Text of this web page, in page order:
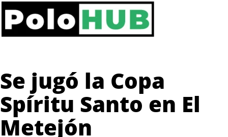
Se jugó la Copa
Spíritu Santo en El
Metejón